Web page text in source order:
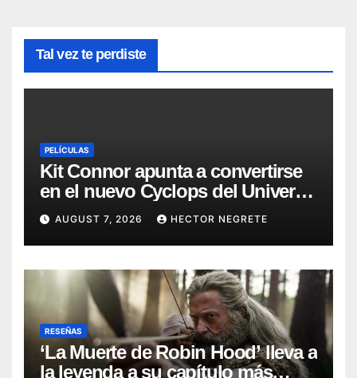
Tal vez te perdiste
PELÍCULAS
Kit Connor apunta a convertirse
en el nuevo Cyclops del Universo
Marvel
AUGUST 7, 2026 HECTOR NEGRETE
RESEÑAS
‘La Muerte de Robin Hood’ lleva a
la leyenda a su capítulo más